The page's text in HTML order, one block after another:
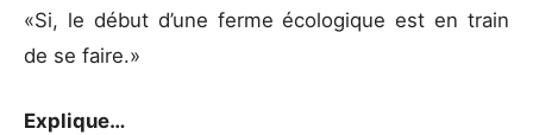
«Si, le début d’une ferme écologique est en train
de se faire.»
Explique…